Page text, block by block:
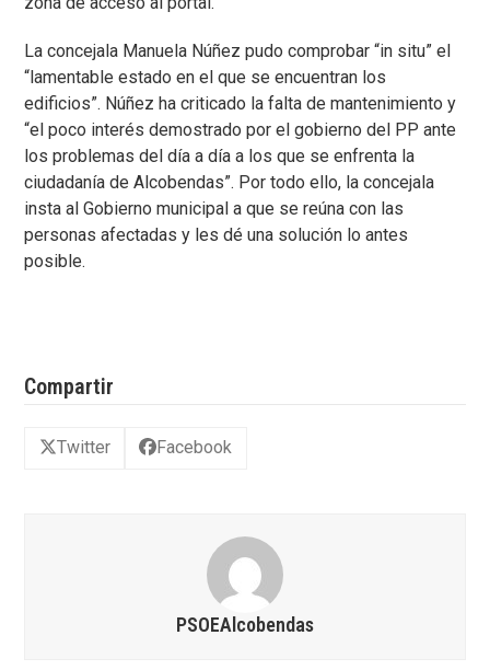
La concejala Manuela Núñez pudo comprobar “in situ” el
“lamentable estado en el que se encuentran los
edificios”. Núñez ha criticado la falta de mantenimiento y
“el poco interés demostrado por el gobierno del PP ante
los problemas del día a día a los que se enfrenta la
ciudadanía de Alcobendas”. Por todo ello, la concejala
insta al Gobierno municipal a que se reúna con las
personas afectadas y les dé una solución lo antes
posible.
Compartir
Twitter Facebook
PSOEAlcobendas